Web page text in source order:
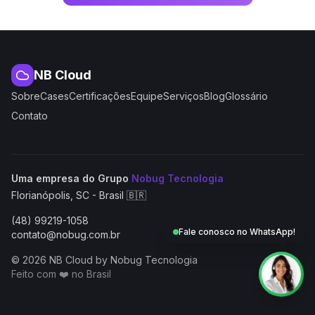
NB Cloud
SobreCasesCertificaçõesEquipeServiçosBlogGlossário
Contato
Uma empresa do Grupo Nobug Tecnologia
Florianópolis, SC - Brasil 🇧🇷
(48) 99219-1058
contato@nobug.com.br
© 2026 NB Cloud by Nobug Tecnologia
Feito com ❤️ no Brasil
NB Cloud by Nobug Tecnologia — Cloud computing,
Fale conosco no WhatsApp!